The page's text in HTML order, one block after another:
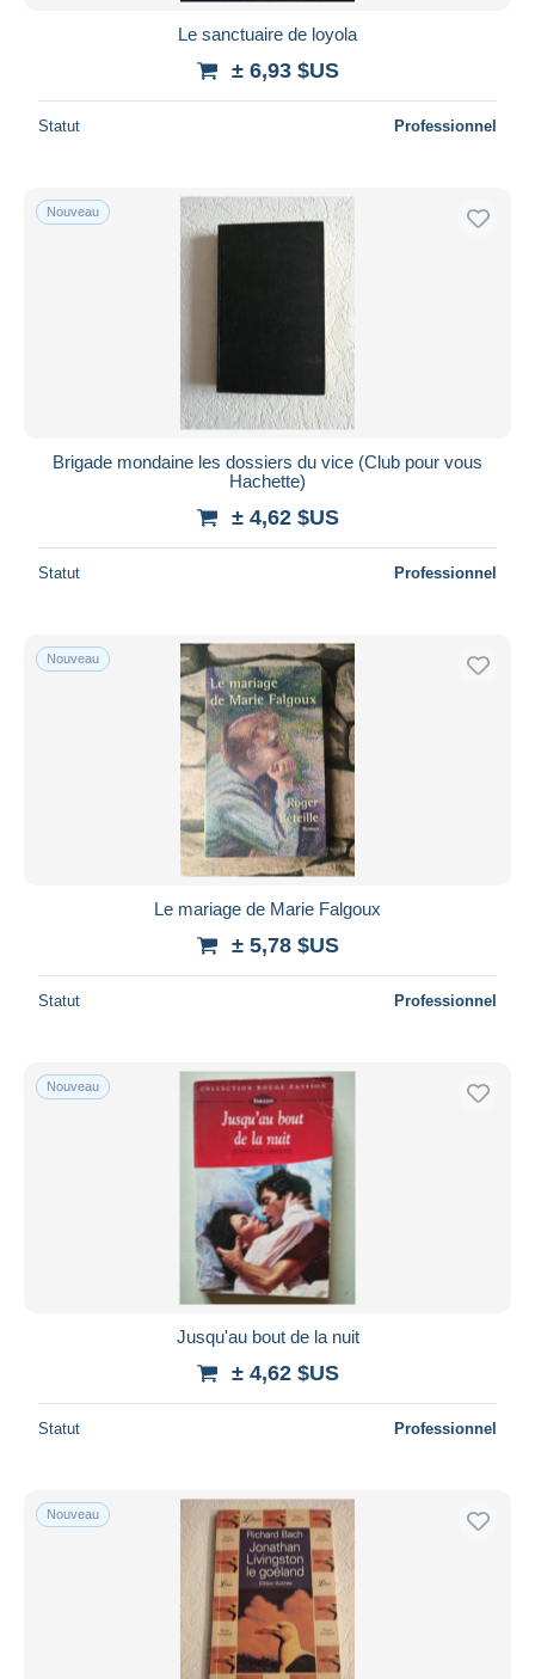
Le sanctuaire de loyola
± 6,93 $US
Statut Professionnel
Nouveau
Brigade mondaine les dossiers du vice (Club pour vous
Hachette)
± 4,62 $US
Statut Professionnel
Nouveau
Le mariage de Marie Falgoux
± 5,78 $US
Statut Professionnel
Nouveau
Jusqu'au bout de la nuit
± 4,62 $US
Statut Professionnel
Nouveau